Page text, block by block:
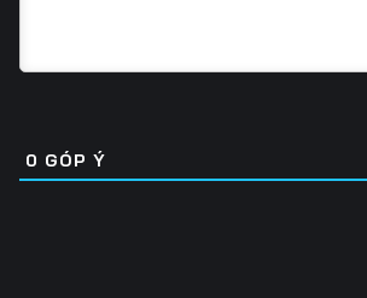
Tập 31 Tập 32
Tập 37 Tập 38
0 GÓP Ý